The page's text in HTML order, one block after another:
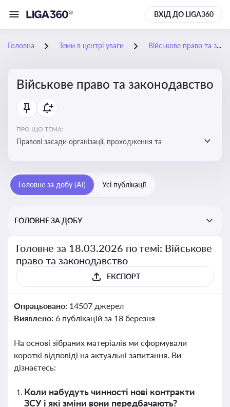
ВХІД ДО LIGA360
Головна Теми в центрі уваги Військове право та законодавство
Військове право та законодавство
ПРО ЩО ТЕМА:
Правові засади організації, проходження та
військовослужбовців у воєнний час
Головне за добу (AI) Усі публікації
ГОЛОВНЕ ЗА ДОБУ
Головне за 18.03.2026 по темі: Військове
право та законодавство
ЕКСПОРТ
Опрацьовано: 14507 джерел
Виявлено: 6 публікацій за 18 березня
На основі зібраних матеріалів ми сформували
короткі відповіді на актуальні запитання. Ви
дізнаєтесь:
Коли набудуть чинності нові контракти
ЗСУ і які зміни вони передбачають?